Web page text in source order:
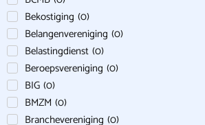
Bekostiging (0)
Belangenvereniging (0)
Belastingdienst (0)
Beroepsvereniging (0)
BIG (0)
BMZM (0)
Branchevereniging (0)